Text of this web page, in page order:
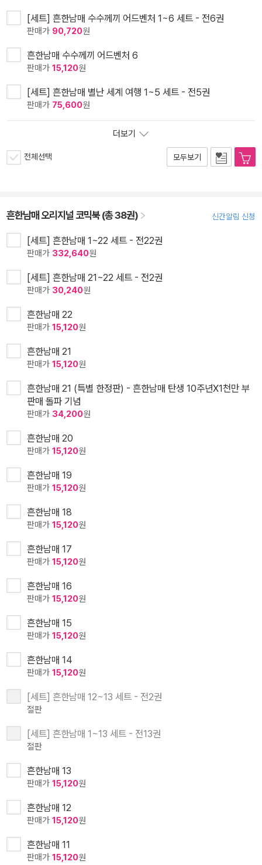
[세트] 흔한남매 수수께끼 어드벤처 1~6 세트 - 전6권
판매가 90,720원
흔한남매 수수께끼 어드벤처 6
판매가 15,120원
[세트] 흔한남매 별난 세계 여행 1~5 세트 - 전5권
판매가 75,600원
더보기
전체선택 모두보기
흔한남매 오리지널 코믹북 (총 38권) 신간알림 신청
[세트] 흔한남매 1~22 세트 - 전22권
판매가 332,640원
[세트] 흔한남매 21~22 세트 - 전2권
판매가 30,240원
흔한남매 22
판매가 15,120원
흔한남매 21
판매가 15,120원
흔한남매 21 (특별 한정판) - 흔한남매 탄생 10주년X1천만 부
판매 돌파 기념
판매가 34,200원
흔한남매 20
판매가 15,120원
흔한남매 19
판매가 15,120원
흔한남매 18
판매가 15,120원
흔한남매 17
판매가 15,120원
흔한남매 16
판매가 15,120원
흔한남매 15
판매가 15,120원
흔한남매 14
판매가 15,120원
[세트] 흔한남매 12~13 세트 - 전2권
절판
[세트] 흔한남매 1~13 세트 - 전13권
절판
흔한남매 13
판매가 15,120원
흔한남매 12
판매가 15,120원
흔한남매 11
판매가 15,120원